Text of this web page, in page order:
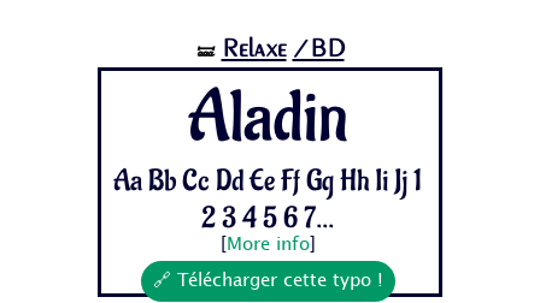
🝛 Relaxe /BD
Aladin
Aa Bb Cc Dd Ee Ff Gg Hh Ii Jj 1
2 3 4 5 6 7...
More info]
🔗 Télécharger cette typo !